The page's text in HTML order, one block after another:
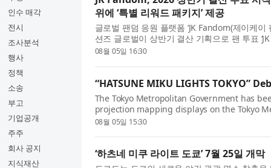
인수 매각
전시
조사분석
행사
정책
소송
부고
기업공개
주주
회사 공지
지식재산
위에 ‘특별 리워드 패키지’ 제공
글로벌 팬덤 응원 플랫폼 ‘JK Fandom(제이케이
션즈 글로벌이 상반기 결산 기획으로 팬 투표
로트 스타는?’을 진행한다고 5일 밝혔다. 투표
08월 05일 16:30
“HATSUNE MIKU LIGHTS TOKYO”
The Tokyo Metropolitan Government has
projection mapping displays on the Tokyo
Building, using light and sound to
08월 05일 15:30
‘하츠네 미쿠 라이트 도쿄’ 7월 25일 개막